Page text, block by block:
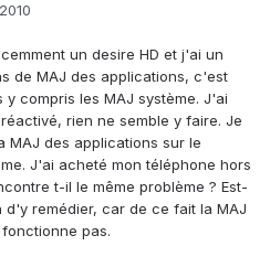
un desire HD et j'ai un
de MAJ des applications, c'est
compris les MAJ système. J'ai
rien ne semble y faire. Je
MAJ des applications sur le
J'ai acheté mon téléphone hors
t-il le même problème ? Est-
remédier, car de ce fait la MAJ
pas.